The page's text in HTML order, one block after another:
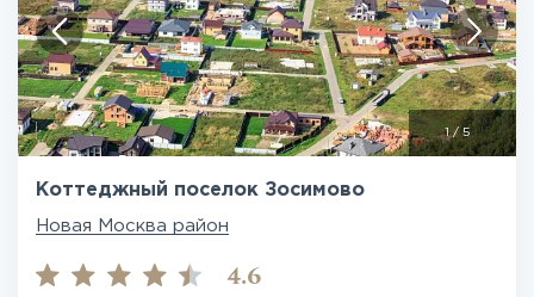
1/5
Коттеджный поселок Зосимово
Новая Москва район
4.6